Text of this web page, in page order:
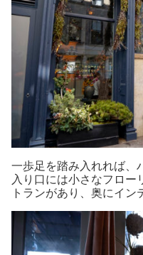
一歩足を踏み入れれば、
入り口には小さなフロー
トランがあり、奥にイン